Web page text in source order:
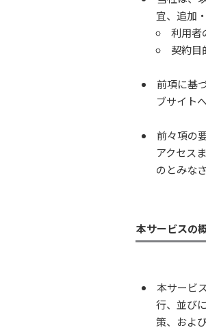
宜、追加
利用者
契約目
前項に基
ブサイト
前々項の
アクセス
のとみな
本サービスの
本サービ
行、並び
策、およ